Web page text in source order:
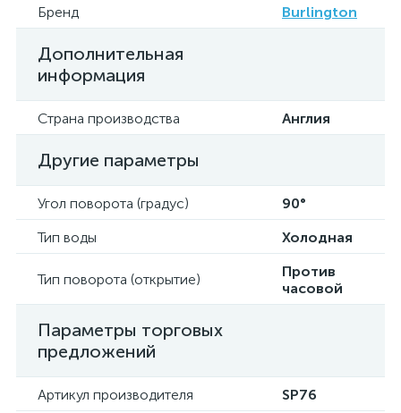
Бренд Burlington
Дополнительная
информация
Страна производства Англия
Другие параметры
Угол поворота (градус)
90°
Тип воды
Холодная
Тип поворота (открытие)
Против
часовой
Параметры торговых
предложений
Артикул производителя SP76